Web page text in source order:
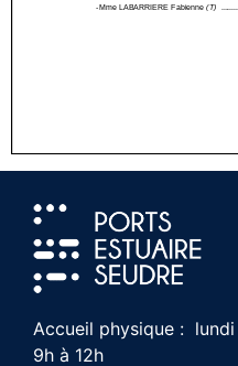
Accueil physique :
9h à 12h